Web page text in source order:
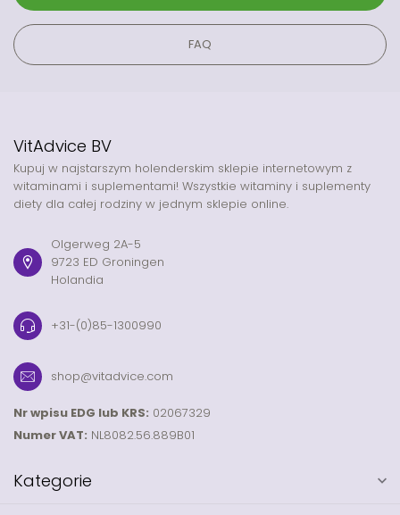
FAQ
VitAdvice BV
Kupuj w najstarszym holenderskim sklepie internetowym z
witaminami i suplementami! Wszystkie witaminy i suplementy
diety dla całej rodziny w jednym sklepie online.
Olgerweg 2A-5
9723 ED Groningen
Holandia
+31-(0)85-1300990
shop@vitadvice.com
Nr wpisu EDG lub KRS: 02067329
Numer VAT: NL8082.56.889B01
Kategorie